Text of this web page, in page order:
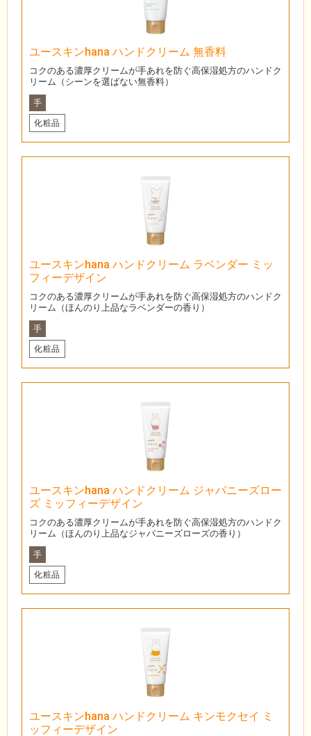
ユースキンhana ハンドクリーム 無香料
コクのある濃厚クリームが手あれを防ぐ高保湿処方のハンドク
リーム（シーンを選ばない無香料）
手
化粧品
ユースキンhana ハンドクリーム ラベンダー ミッ
フィーデザイン
コクのある濃厚クリームが手あれを防ぐ高保湿処方のハンドク
リーム（ほんのり上品なラベンダーの香り）
手
化粧品
ユースキンhana ハンドクリーム ジャパニーズロー
ズ ミッフィーデザイン
コクのある濃厚クリームが手あれを防ぐ高保湿処方のハンドク
リーム（ほんのり上品なジャパニーズローズの香り）
手
化粧品
ユースキンhana ハンドクリーム キンモクセイ ミ
ッフィーデザイン